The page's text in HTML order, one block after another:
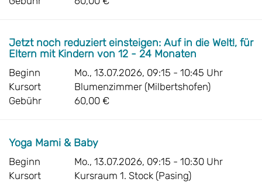
Jetzt noch reduziert einsteigen: Auf in die Welt!, für
Eltern mit Kindern von 12 - 24 Monaten
Beginn
Mo., 13.07.2026, 09:15 - 10:45 Uhr
Kursort
Blumenzimmer (Milbertshofen)
Gebühr
60,00 €
Yoga Mami & Baby
Beginn
Mo., 13.07.2026, 09:15 - 10:30 Uhr
Kursort
Kursraum 1. Stock (Pasing)